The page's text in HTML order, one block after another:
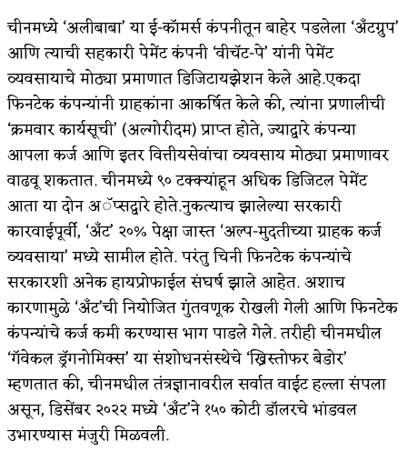
चीनमध्ये ‘अलीबाबा’ या ई-कॉमर्स कंपनीतून बाहेर पडलेला ‘अँटग्रुप’
आणि त्याची सहकारी पेमेंट कंपनी ‘वीचॅट-पे’ यांनी पेमेंट
व्यवसायाचे मोठ्या प्रमाणात डिजिटायझेशन केले आहे.एकदा
फिनटेक कंपन्यांनी ग्राहकांना आकर्षित केले की, त्यांना प्रणालीची
‘क्रमवार कार्यसूची’ (अल्गोरीदम) प्राप्त होते, ज्याद्वारे कंपन्या
आपला कर्ज आणि इतर वित्तीयसेवांचा व्यवसाय मोठ्या प्रमाणावर
वाढवू शकतात. चीनमध्ये ९० टक्क्यांहून अधिक डिजिटल पेमेंट
आता या दोन अॅप्सद्वारे होते.नुकत्याच झालेल्या सरकारी
कारवाईपूर्वी, ‘अँट’ २०% पेक्षा जास्त ‘अल्प-मुदतीच्या ग्राहक कर्ज
व्यवसाया’ मध्ये सामील होते. परंतु चिनी फिनटेक कंपन्यांचे
सरकारशी अनेक हायप्रोफाईल संघर्ष झाले आहेत. अशाच
कारणामुळे ‘अँट’ची नियोजित गुंतवणूक रोखली गेली आणि फिनटेक
कंपन्यांचे कर्ज कमी करण्यास भाग पाडले गेले. तरीही चीनमधील
‘गॅवेकल ड्रॅगनोमिक्स’ या संशोधनसंस्थेचे ‘ख्रिस्तोफर बेडोर’
म्हणतात की, चीनमधील तंत्रज्ञानावरील सर्वात वाईट हल्ला संपला
असून, डिसेंबर २०२२ मध्ये ‘अँट’ने १५० कोटी डॉलरचे भांडवल
उभारण्यास मंजुरी मिळवली.